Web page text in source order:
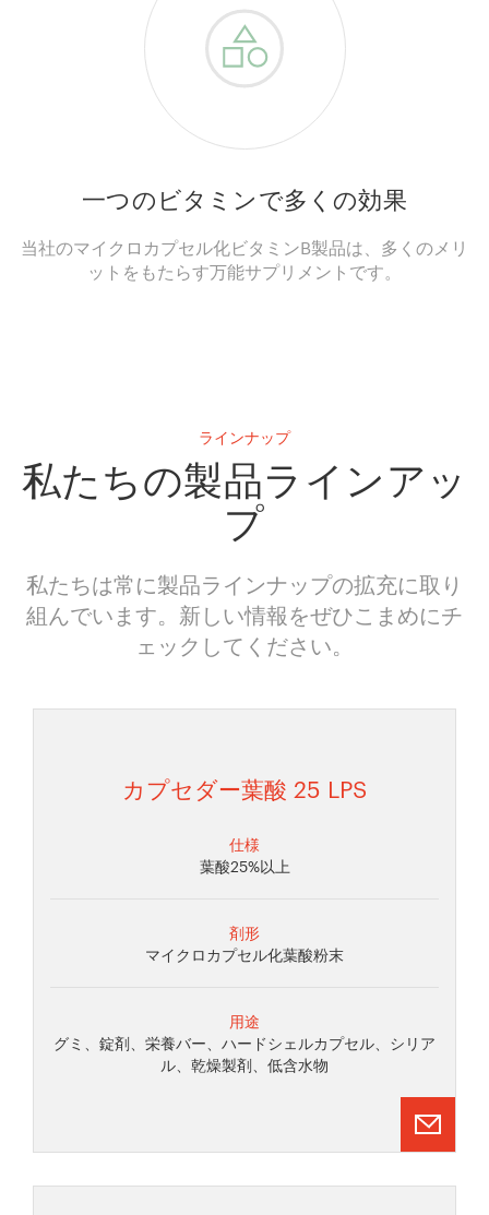
一つのビタミンで多くの効果
当社のマイクロカプセル化ビタミンB製品は、多くのメリ
ットをもたらす万能サプリメントです。
ラインナップ
私たちの製品ラインアッ
プ
私たちは常に製品ラインナップの拡充に取り
組んでいます。新しい情報をぜひこまめにチ
ェックしてください。
カプセダー葉酸 25 LPS
仕様
葉酸25%以上
剤形
マイクロカプセル化葉酸粉末
用途
グミ、錠剤、栄養バー、ハードシェルカプセル、シリア
ル、乾燥製剤、低含水物